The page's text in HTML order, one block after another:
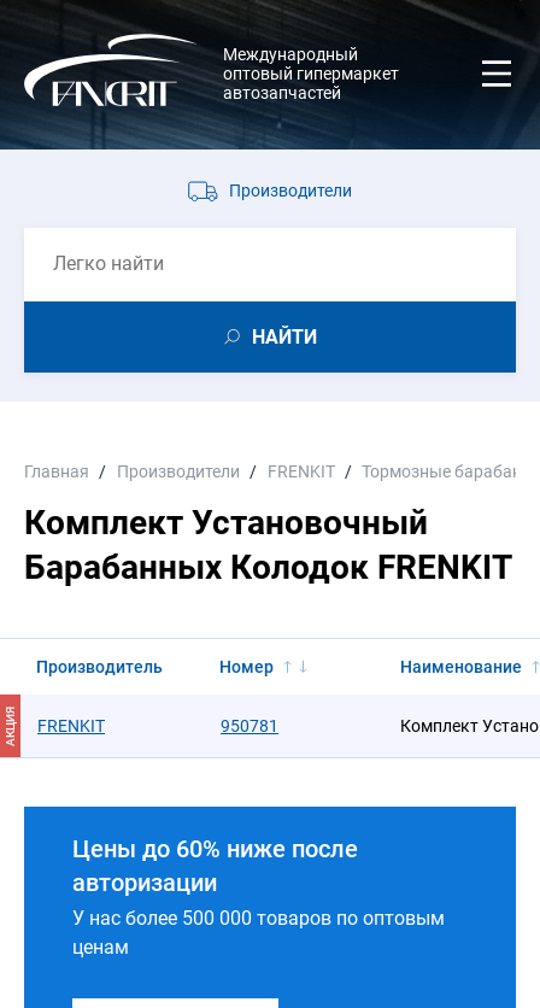
Международный
оптовый гипермаркет
автозапчастей
Производители
НАЙТИ
Главная Производители FRENKIT Тормозные барабаны
Комплект Установочный
Барабанных Колодок FRENKIT
Производитель Номер Наименование
АКЦИЯ FRENKIT 950781 Комплект
Цены до 60% ниже после
авторизации
У нас более 500 000 товаров по оптовым
ценам